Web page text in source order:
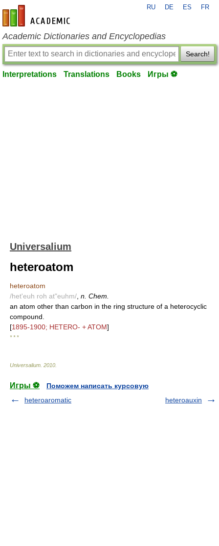
en-academic.com
RU DE ES FR
Academic Dictionaries and Encyclopedias
Search!
Interpretations Translations Books Игры ⚽
Universalium
heteroatom
heteroatom
/het'euh roh at"euhm/ n. Chem.
an atom other than carbon in the ring structure of a heterocyclic
compound.
[1895-1900; HETERO- + ATOM]
* * *
Universalium 2010
Игры ⚽
Поможем написать курсовую
heteroaromatic
heteroauxin